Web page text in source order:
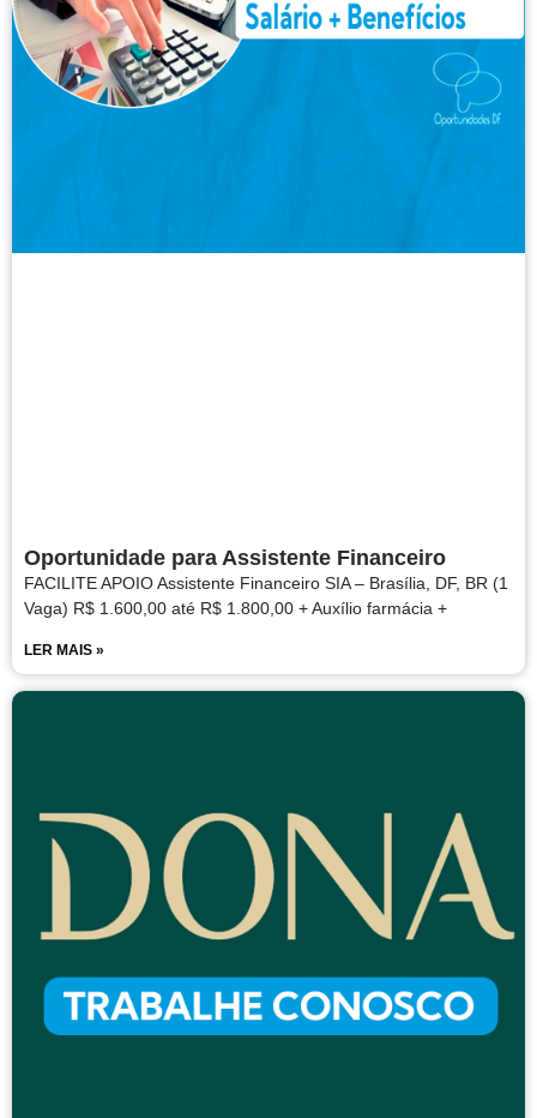
Oportunidade para Assistente Financeiro
FACILITE APOIO Assistente Financeiro SIA – Brasília, DF, BR (1
Vaga) R$ 1.600,00 até R$ 1.800,00 + Auxílio farmácia +
LER MAIS »